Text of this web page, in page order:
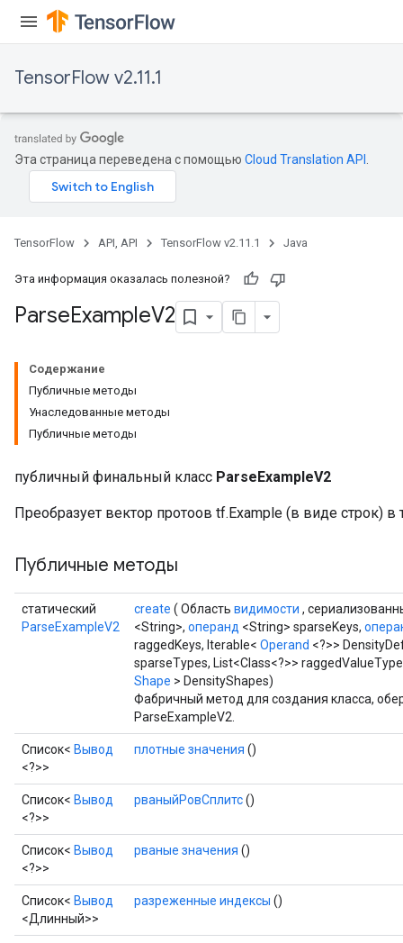
TensorFlow v2.11.1
Эта страница переведена с помощью Cloud Translation API
TensorFlow API, API TensorFlow v2.11.1 Java
Эта информация оказалась полезной?
ParseExampleV2
Содержание
Публичные методы
Унаследованные методы
Публичные методы
публичный финальный класс ParseExampleV2
Преобразует вектор протоов tf.Example (в виде строк)
Публичные методы
статический
ParseExampleV2
create ( Область видимости ,
<String>, операнд <String> sparseKeys,
raggedKeys, Iterable< Operand <?>>
sparseTypes, List<Class<?>>
Shape > DensityShapes)
Фабричный метод для создания класса,
ParseExampleV2.
Список< Вывод
<?>>
плотные значения ()
Список< Вывод
<?>>
рваныйРовСплитс()
Список< Вывод
<?>>
рваные значения ()
Список< Вывод
<Длинный>>
разреженные индексы ()